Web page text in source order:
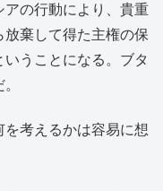
アの行動により、貴重
棄して得た主権の保
うことになる。ブタ
考えるかは容易に想